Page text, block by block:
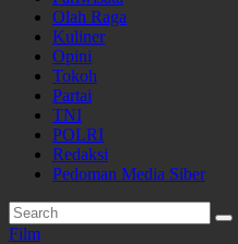
Olah Raga
Kuliner
Opini
Tokoh
Partai
TNI
POLRI
Redaksi
Pedoman Media Siber
Film